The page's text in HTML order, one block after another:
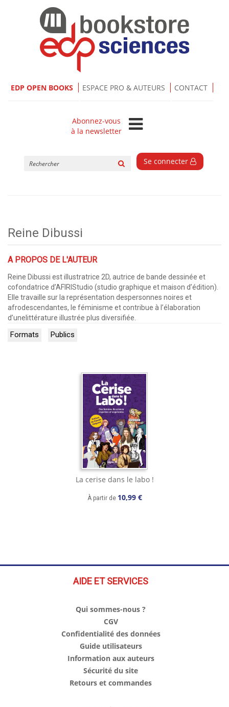
EDP OPEN BOOKS ESPACE PRO & AUTEURS CONTACT
Abonnez-vous
à la newsletter
Se connecter
Reine Dibussi
A PROPOS DE L'AUTEUR
Reine Dibussi est illustratrice 2D, autrice de bande dessinée et
cofondatrice d’AFIRIStudio (studio graphique et maison d’édition).
Elle travaille sur la représentation despersonnes noires et
afrodescendantes, le féminisme et contribue à l’élaboration
d’unelittérature illustrée plus diversifiée.
Formats Publics
La cerise dans le labo !
À partir de 10,99 €
AIDE ET SERVICES
Qui sommes-nous ?
CGV
Confidentialité des données
Guide utilisateurs
Information aux auteurs
Sécurité du site
Retours et commandes